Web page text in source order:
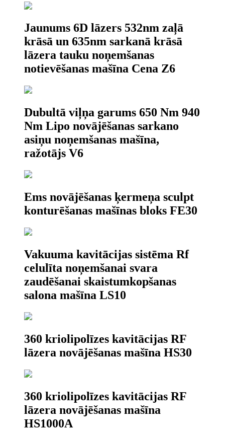
Jaunums 6D lāzers 532nm zaļā
krāsā un 635nm sarkanā krāsā
lāzera tauku noņemšanas
notievēšanas mašīna Cena Z6
Dubultā viļņa garums 650 Nm 940
Nm Lipo novājēšanas sarkano
asiņu noņemšanas mašīna,
ražotājs V6
Ems novājēšanas ķermeņa sculpt
konturēšanas mašīnas bloks FE30
Vakuuma kavitācijas sistēma Rf
celulīta noņemšanai svara
zaudēšanai skaistumkopšanas
salona mašīna LS10
360 kriolipolīzes kavitācijas RF
lāzera novājēšanas mašīna HS30
360 kriolipolīzes kavitācijas RF
lāzera novājēšanas mašīna
HS1000A